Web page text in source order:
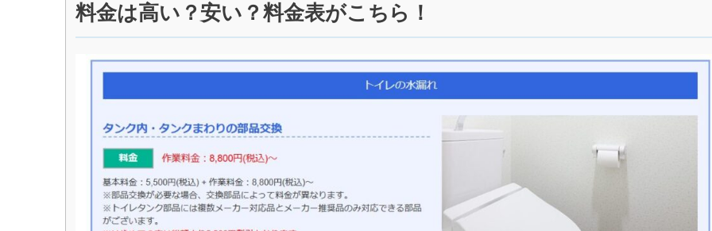
料金は高い？安い？料金表がこちら！